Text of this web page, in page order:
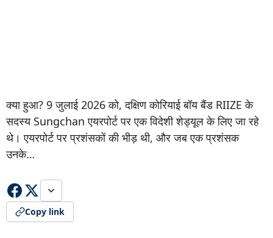
क्या हुआ? 9 जुलाई 2026 को, दक्षिण कोरियाई बॉय बैंड RIIZE के
सदस्य Sungchan एयरपोर्ट पर एक विदेशी शेड्यूल के लिए जा रहे
थे। एयरपोर्ट पर प्रशंसकों की भीड़ थी, और जब एक प्रशंसक
उनके…
Copy link